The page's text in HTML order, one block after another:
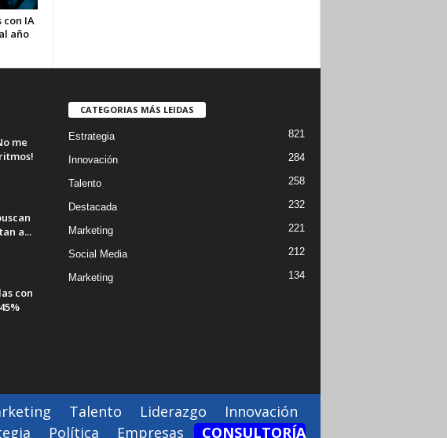
con IA
año
me
a...
con
CATEGORIAS MÁS LEIDAS
Estrategia 821
Innovación 284
Talento 258
Destacada 232
Marketing 221
Social Media 212
Marketing 134
Talento Liderazgo
Innovación
Política Empresas CONSULTORÍA